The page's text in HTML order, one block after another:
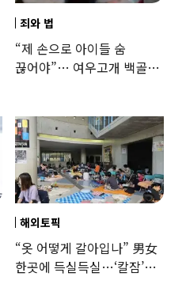
죄와 법
“제 손으로 아이들 숨
끊어야”… 여우고개 백골
해외토픽
“옷 어떻게 갈아입나” 男女
한곳에 득실득실…‘칼잠’